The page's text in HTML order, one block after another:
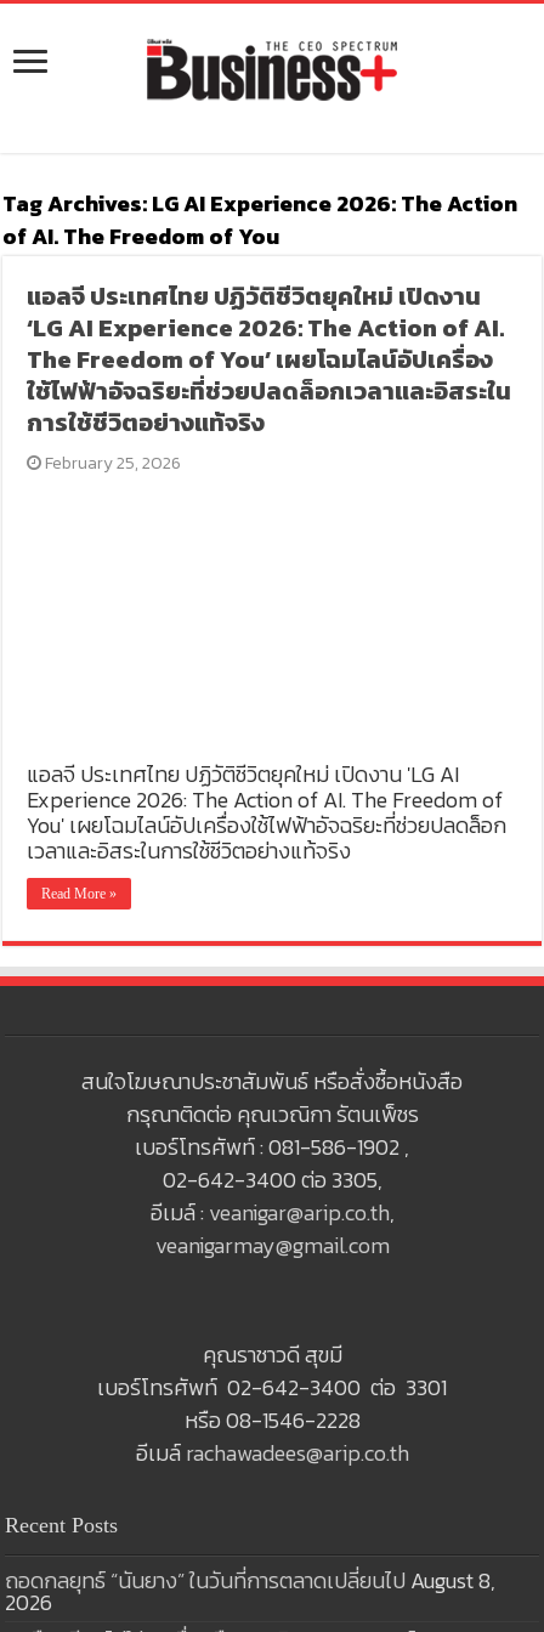
Tag Archives:LG AI Experience 2026: The Action
of AI. The Freedom of You
แอลจี ประเทศไทย ปฏิวัติชีวิตยุคใหม่ เปิดงาน
‘LG AI Experience 2026: The Action of AI.
The Freedom of You’ เผยโฉมไลน์อัปเครื่อง
ใช้ไฟฟ้าอัจฉริยะที่ช่วยปลดล็อกเวลาและอิสระใน
การใช้ชีวิตอย่างแท้จริง
February 25, 2026
แอลจี ประเทศไทย ปฏิวัติชีวิตยุคใหม่ เปิดงาน 'LG AI
Experience 2026: The Action of AI. The Freedom of
You' เผยโฉมไลน์อัปเครื่องใช้ไฟฟ้าอัจฉริยะที่ช่วยปลดล็อก
เวลาและอิสระในการใช้ชีวิตอย่างแท้จริง
Read More »
สนใจโฆษณาประชาสัมพันธ์ หรือสั่งซื้อหนังสือ
กรุณาติดต่อ คุณเวณิกา รัตนเพ็ชร
เบอร์โทรศัพท์ : 081-586-1902 ,
02-642-3400 ต่อ 3305,
อีเมล์ : veanigar@arip.co.th,
veanigarmay@gmail.com
คุณราชาวดี สุขมี
เบอร์โทรศัพท์ 02-642-3400 ต่อ 3301
หรือ 08-1546-2228
อีเมล์rachawadees@arip.co.th
Recent Posts
ถอดกลยุทธ์ “นันยาง” ในวันที่การตลาดเปลี่ยนไป August 8,
2026